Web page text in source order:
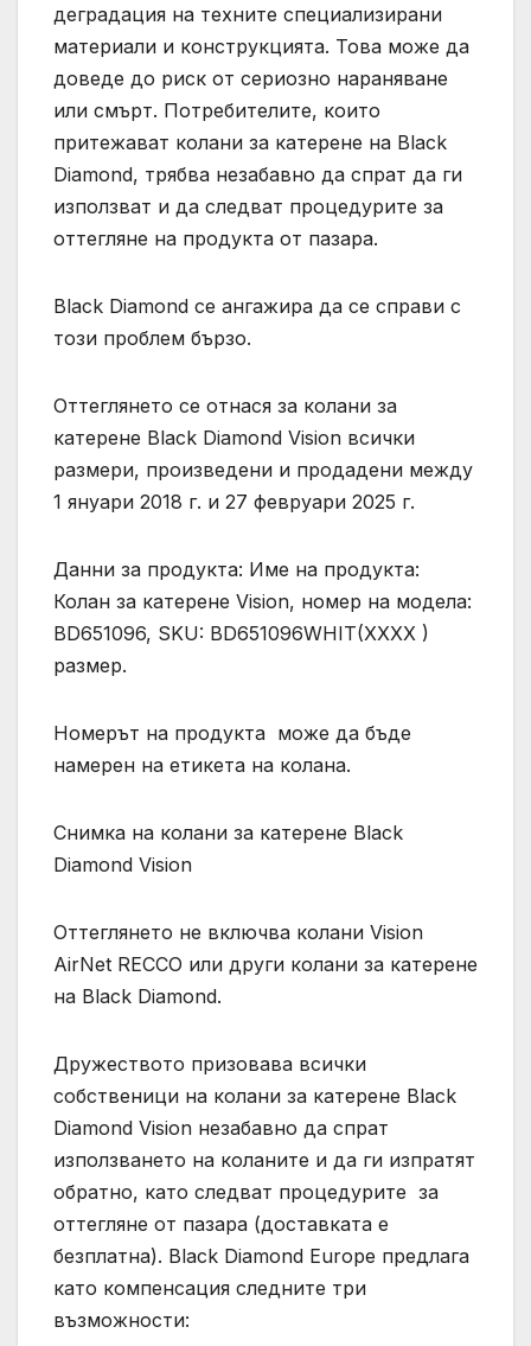
деградация на техните специализирани
материали и конструкцията. Това може да
доведе до риск от сериозно нараняване
или смърт. Потребителите, които
притежават колани за катерене на Black
Diamond, трябва незабавно да спрат да ги
използват и да следват процедурите за
оттегляне на продукта от пазара.
Black Diamond се ангажира да се справи с
този проблем бързо.
Оттеглянето се отнася за колани за
катерене Black Diamond Vision всички
размери, произведени и продадени между
1 януари 2018 г. и 27 февруари 2025 г.
Данни за продукта: Име на продукта:
Колан за катерене Vision, номер на модела:
BD651096, SKU: BD651096WHIT(XXXX )
размер.
Номерът на продукта може да бъде
намерен на етикета на колана.
Снимка на колани за катерене Black
Diamond Vision
Оттеглянето не включва колани Vision
AirNet RECCO или други колани за катерене
на Black Diamond.
Дружеството призовава всички
собственици на колани за катерене Black
Diamond Vision незабавно да спрат
използването на коланите и да ги изпратят
обратно, като следват процедурите за
оттегляне от пазара (доставката е
безплатна). Black Diamond Europe предлага
като компенсация следните три
възможности: